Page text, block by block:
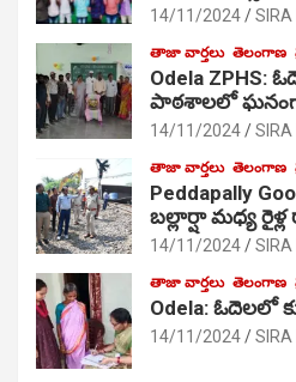
14/11/2024 SIRA
తాజా వార్తలు తెలంగాణ
Odela ZPHS:
పాఠ‌శాల‌లో
14/11/2024 SIRA
తాజా వార్తలు తెలంగాణ
Peddapally
బల్లార్షా మధ్య రైళ్ల
14/11/2024 SIRA
తాజా వార్తలు తెలంగాణ
Odela: ఓదెలలో
14/11/2024 SIRA